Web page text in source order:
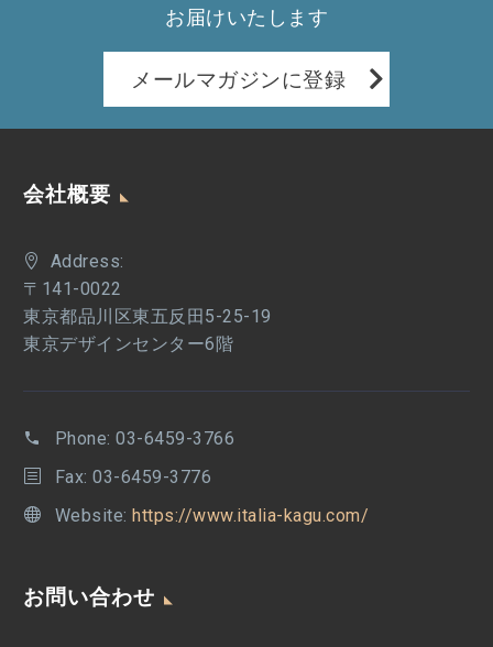
お届けいたします
メールマガジンに登録
会社概要
Address:
〒141-0022
東京都品川区東五反田5-25-19
東京デザインセンター6階
Phone: 03-6459-3766
Fax: 03-6459-3776
Website: https://www.italia-kagu.com/
お問い合わせ